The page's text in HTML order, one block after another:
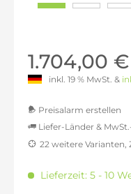
1.704,00 €
inkl. 19 % MwSt. &
Preisalarm erstellen
Liefer-Länder &
inkl. 16% MwSt.:
inkl. 20% MwSt.:
22 weitere
Lieferzeit: 5 - 10